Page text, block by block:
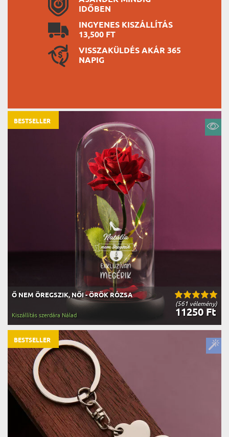
IDŐBEN
INGYENES KISZÁLLÍTÁS
13,500 FT
VISSZAKÜLDÉS AKÁR 365
NAPIG
(561 vélemény)
Ő NEM ÖREGSZIK, NŐI - ÖRÖK RÓZSA
11250 Ft
Kiszállítás szerdára Nálad
BESTSELLER
BESTSELLER